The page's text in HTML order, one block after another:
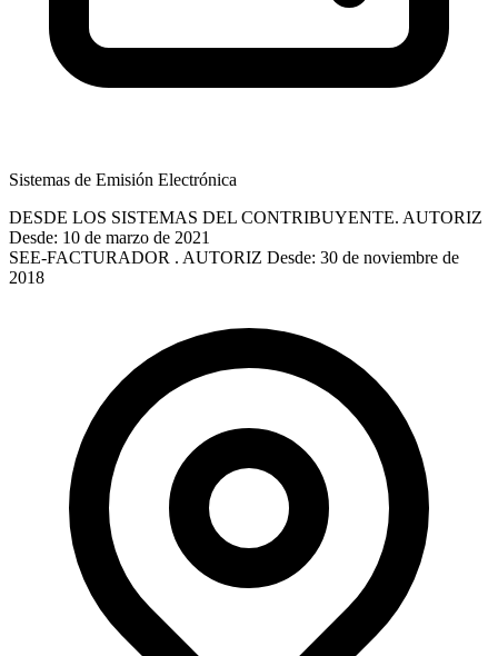
Sistemas de Emisión Electrónica
DESDE LOS SISTEMAS DEL CONTRIBUYENTE. AUTORIZ
Desde: 10 de marzo de 2021
SEE-FACTURADOR . AUTORIZ Desde: 30 de noviembre de
2018